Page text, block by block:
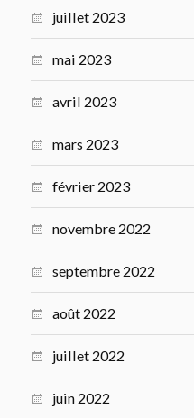
juillet 2023
mai 2023
avril 2023
mars 2023
février 2023
novembre 2022
septembre 2022
août 2022
juillet 2022
juin 2022